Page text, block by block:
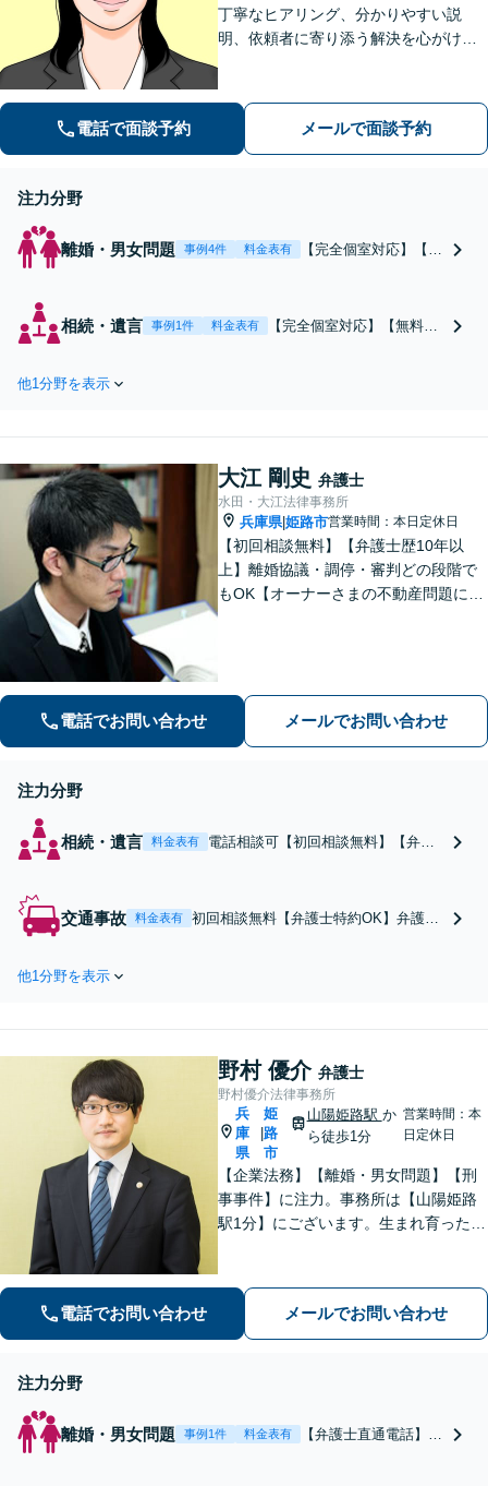
丁寧なヒアリング、分かりやすい説
明、依頼者に寄り添う解決を心がけて
し、賃料請求、区分所有等）に関する
問題についてもご相談下さい。
電話で面談予約 メールで面談予約
注力分野
離婚・男女問題 事例4件 料金表有
【完全個室対応】【無
談重視で納得のいく解
の面談にお越しくださ
い。
相続・遺言 事例1件 料金表有
【完全個室対応】【無料駐
割協議・遺留分減殺請求・
ならお任せください。まず
は事務所での面談にお越し
ください。
他1分野を表示
大江 剛史 弁護士
水田・大江法律事務所
兵庫県|姫路市営業時間：本日定休日
【初回相談無料】【弁護士歴10年以
上】離婚協議・調停・審判どの段階で
もOK【オーナーさまの不動産問題に特
電話でお問い合わせ メールでお問い合わせ
注力分野
相続・遺言 料金表有
電話相談可【初回相談無料】【弁護
談対応】遺言書作成承ります「協
交通事故 料金表有
初回相談無料【弁護士特約OK】弁護士
な後遺障害等級認定で賠償金アップ
他1分野を表示
野村 優介 弁護士
野村優介法律事務所
兵
庫
県
姫
路
市
山陽姫路駅 か
ら徒歩1分
営業時間：本
日定休日
【企業法務】【離婚・男女問題】【刑
事事件】に注力。事務所は【山陽姫路
駅1分】にございます。生まれ育った故
たいと考えています。【電話相談可
能】お気軽にご相談ください。
電話でお問い合わせ メールでお問い合わせ
注力分野
離婚・男女問題 事例1件 料金表有
【弁護士直通電話】